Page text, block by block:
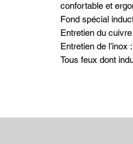
confortable et
Fond spécial
Entretien du
Entretien de l’inox
Tous feux dont